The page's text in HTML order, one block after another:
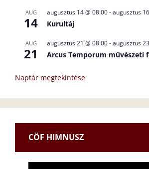
AUG
14
augusztus 14 @ 08:00-augusztus
Kurultáj
AUG
21
augusztus 21 @ 08:00-augusztus
Arcus Temporum művészeti
Naptár megtekintése
CÖF HIMNUSZ